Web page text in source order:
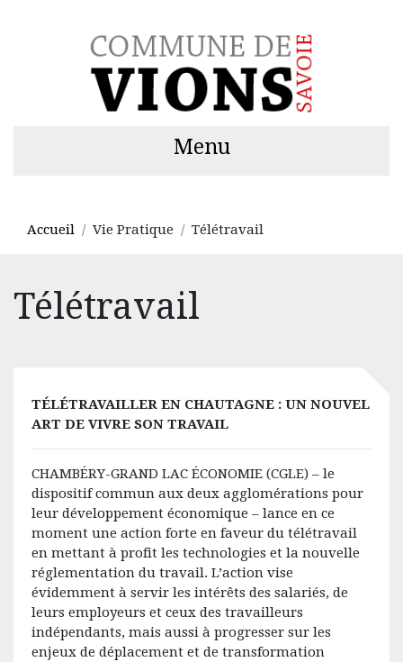
Menu
Accueil Vie Pratique Télétravail
Télétravail
TÉLÉTRAVAILLER EN CHAUTAGNE : UN NOUVEL
ART DE VIVRE SON TRAVAIL
CHAMBÉRY-GRAND LAC ÉCONOMIE (CGLE) – le
dispositif commun aux deux agglomérations pour
leur développement économique – lance en ce
moment une action forte en faveur du télétravail
en mettant à profit les technologies et la nouvelle
réglementation du travail. L’action vise
évidemment à servir les intérêts des salariés, de
leurs employeurs et ceux des travailleurs
indépendants, mais aussi à progresser sur les
enjeux de déplacement et de transformation